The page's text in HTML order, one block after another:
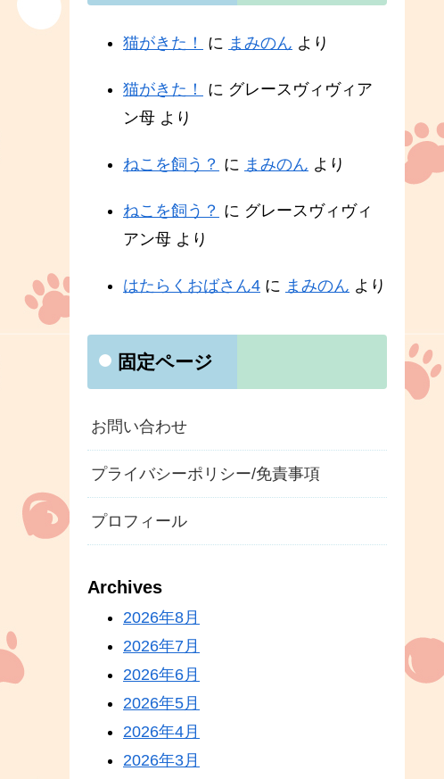
猫がきた！ に まみのん より
猫がきた！ に グレースヴィヴィア
ン母 より
ねこを飼う？ に まみのん より
ねこを飼う？ に グレースヴィヴィ
アン母 より
はたらくおばさん4 に まみのん より
固定ページ
お問い合わせ
プライバシーポリシー/免責事項
プロフィール
Archives
2026年8月
2026年7月
2026年6月
2026年5月
2026年4月
2026年3月